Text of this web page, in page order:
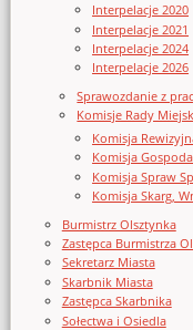
Interpelacje 2020
Interpelacje 2021
Interpelacje 2024
Interpelacje 2026
Sprawozdanie z
Komisje Rady
Komisja
Komisja
Komisja Spraw
Komisja Skarg,
Burmistrz Olsztynka
Zastępca Burmistrza
Sekretarz Miasta
Skarbnik Miasta
Zastępca Skarbnika
Sołectwa i Osiedla